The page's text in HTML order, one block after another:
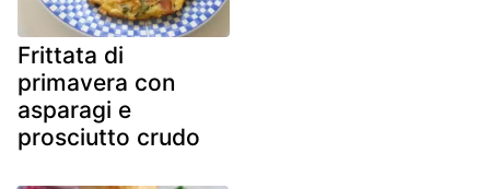
Frittata di
primavera con
asparagi e
prosciutto crudo